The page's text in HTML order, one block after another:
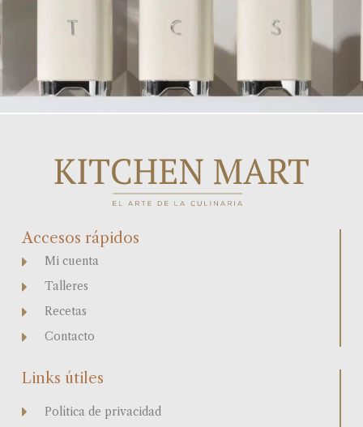
Accesos rápidos
Mi cuenta
Talleres
Recetas
Contacto
Links útiles
Política de privacidad